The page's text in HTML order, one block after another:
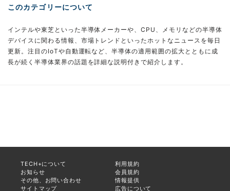
このカテゴリーについて
インテルや東芝といった半導体メーカーや、CPU、メモリなどの半導体
デバイスに関わる情報、市場トレンドといったホットなニュースを毎日
更新。注目のIoTや自動運転など、半導体の適用範囲の拡大とともに成
長が続く半導体業界の話題を詳細な説明付きで紹介します。
TECH+について
利用規約
お知らせ
会員規約
その他、お問い合わせ
情報提供
サイトマップ
広告について